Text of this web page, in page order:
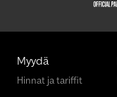
Myydä
Hinnat ja tariffit